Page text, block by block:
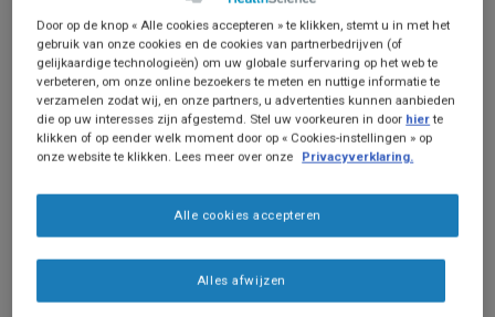
Wetenschappelijke publicaties
Vezels bij functionele gastro-intestinale
Door op de knop « Alle cookies accepteren » te klikken, stemt u in met het
gebruik van onze cookies en de cookies van partnerbedrijven (of
gelijkaardige technologieën) om uw globale surfervaring op het web te
verbeteren, om onze online bezoekers te meten en nuttige informatie te
verzamelen zodat wij, en onze partners, u advertenties kunnen aanbieden
die op uw interesses zijn afgestemd. Stel uw voorkeuren in door hierte
klikken of op eender welk moment door op « Cookies-instellingen » op
onze website te klikken. Lees meer over onze
Privacyverklaring.
Alles afwijzen
Alle cookies accepteren